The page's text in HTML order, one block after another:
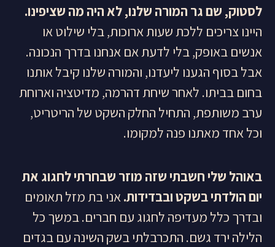
לסטוק, שם גר המורה שלנו, לא היה מה שציפינו.
היינו צריכים ללכת שעות ארוכות, בלי שילוט או
אנשים באופק, בלי לדעת אם אנחנו בדרך הנכונה.
אבל בסוף הגענו ליעדנו, והמורה שלנו קיבל אותנו
בחום בביתו. לאחר שיחת דהרמה, מדיטציה וארוחת
ערב משותפת, התחיל החלק השקט של הריטריט,
וכל אחד מאתנו פנה למקומו.
באוהל שלי חשבתי שזה מוזר שבחרתי לחגוג את
יום הולדתי בשקט ובבדידות.אני בת מזל תאומים
ובדרך כלל מעדיפה לחגוג עם חברים. במשך כל
הלילה ירד גשם. התכרבלתי בשק השינה עם בגדים